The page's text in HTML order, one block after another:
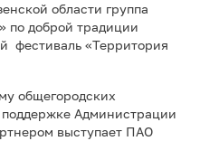
области группа
по доброй традиции
фестиваль «Территория
общегородских
Администрации
выступает ПАО